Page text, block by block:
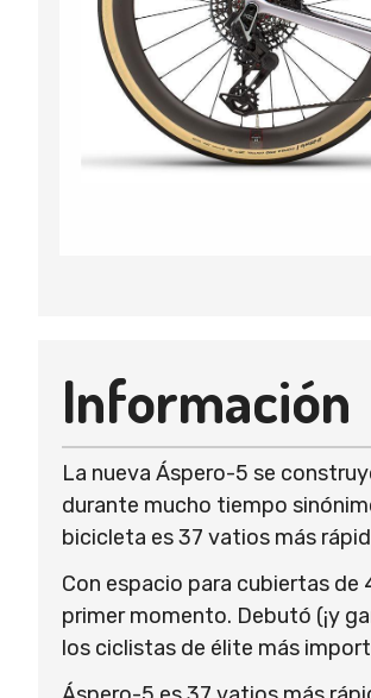
Información
La nueva Áspero-5 se
durante mucho tiempo
bicicleta es 37 vatios más
Con espacio para cubiertas
primer momento. Debutó (¡y
los ciclistas de élite más